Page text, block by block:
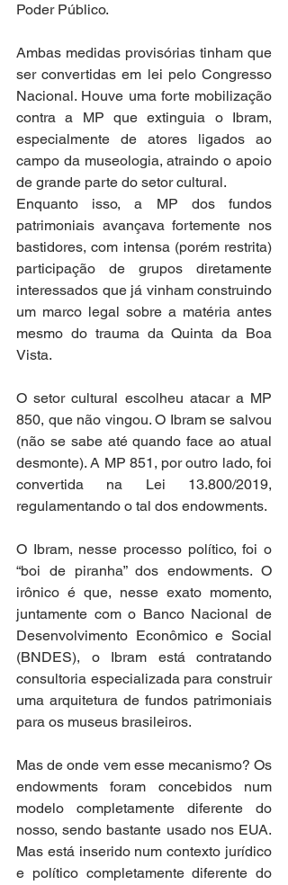
Poder Público.
Ambas medidas provisórias tinham que
ser convertidas em lei pelo Congresso
Nacional. Houve uma forte mobilização
contra a MP que extinguia o Ibram,
especialmente de atores ligados ao
campo da museologia, atraindo o apoio
de grande parte do setor cultural.
Enquanto isso, a MP dos fundos
patrimoniais avançava fortemente nos
bastidores, com intensa (porém restrita)
participação de grupos diretamente
interessados que já vinham construindo
um marco legal sobre a matéria antes
mesmo do trauma da Quinta da Boa
Vista.
O setor cultural escolheu atacar a MP
850, que não vingou. O Ibram se salvou
(não se sabe até quando face ao atual
desmonte). A MP 851, por outro lado, foi
convertida na Lei 13.800/2019,
O Ibram, nesse processo político, foi o
“boi de piranha” dos endowments. O
irônico é que, nesse exato momento,
juntamente com o Banco Nacional de
Desenvolvimento Econômico e Social
(BNDES), o Ibram está contratando
consultoria especializada para construir
uma arquitetura de fundos patrimoniais
para os museus brasileiros.
Mas de onde vem esse mecanismo? Os
endowments foram concebidos num
modelo completamente diferente do
nosso, sendo bastante usado nos EUA.
Mas está inserido num contexto jurídico
e político completamente diferente do